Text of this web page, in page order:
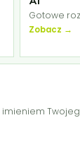
Gotowe
Zobacz →